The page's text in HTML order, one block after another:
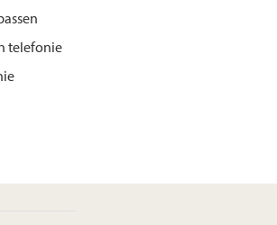
telefonie